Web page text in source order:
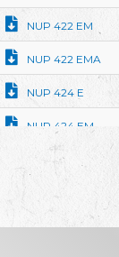
NUP 422 EM
NUP 422 EMA
NUP 424 E
NUP 424 EM
NUP 424 EMA